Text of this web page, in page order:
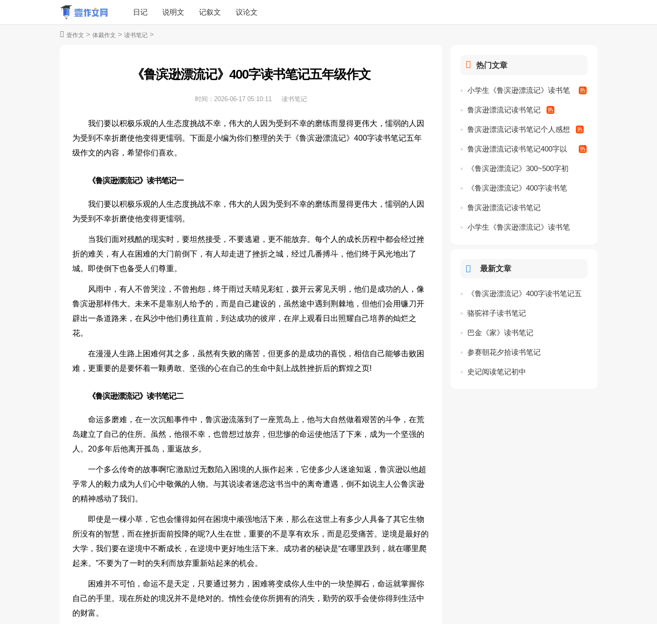
日记 说明文 记叙文 议论文
壹作文 > 体裁作文 > 读书笔记 >
《鲁滨逊漂流记》400字读书笔记五年级作文
时间： 2026-06-17 05:10:11 读书笔记
我们要以积极乐观的人生态度挑战不幸，伟大的人因为受到不幸的磨练而显得更伟大，懦弱的人因
为受到不幸折磨使他变得更懦弱。下面是小编为你们整理的关于《鲁滨逊漂流记》400字读书笔记五年
级作文的内容，希望你们喜欢。
《鲁滨逊漂流记》读书笔记一
我们要以积极乐观的人生态度挑战不幸，伟大的人因为受到不幸的磨练而显得更伟大，懦弱的人因
为受到不幸折磨使他变得更懦弱。
当我们面对残酷的现实时，要坦然接受，不要逃避，更不能放弃。每个人的成长历程中都会经过挫
折的难关，有人在困难的大门前倒下，有人却走进了挫折之城，经过几番搏斗，他们终于风光地出了
城。即使倒下也备受人们尊重。
风雨中，有人不曾哭泣，不曾抱怨，终于雨过天晴见彩虹，拨开云雾见天明，他们是成功的人，像
鲁滨逊那样伟大。未来不是靠别人给予的，而是自己建设的，虽然途中遇到荆棘地，但他们会用镰刀开
辟出一条道路来，在风沙中他们勇往直前，到达成功的彼岸，在岸上观看日出照耀自己培养的灿烂之
花。
在漫漫人生路上困难何其之多，虽然有失败的痛苦，但更多的是成功的喜悦，相信自己能够击败困
难，更重要的是要怀着一颗勇敢、坚强的心在自己的生命中刻上战胜挫折后的辉煌之页!
《鲁滨逊漂流记》读书笔记二
命运多磨难，在一次沉船事件中，鲁滨逊流落到了一座荒岛上，他与大自然做着艰苦的斗争，在荒
岛建立了自己的住所。虽然，他很不幸，也曾想过放弃，但悲惨的命运使他活了下来，成为一个坚强的
人。20多年后他离开孤岛，重返故乡。
一个多么传奇的故事啊!它激励过无数陷入困境的人振作起来，它使多少人迷途知返，鲁滨逊以他超
乎常人的毅力成为人们心中敬佩的人物。与其说读者迷恋这书当中的离奇遭遇，倒不如说主人公鲁滨逊
的精神感动了我们。
即使是一棵小草，它也会懂得如何在困境中顽强地活下来，那么在这世上有多少人具备了其它生物
所没有的智慧，而在挫折面前投降的呢?人生在世，重要的不是享有欢乐，而是忍受痛苦。逆境是最好的
大学，我们要在逆境中不断成长，在逆境中更好地生活下来。成功者的秘诀是“在哪里跌到，就在哪里爬
起来。”不要为了一时的失利而放弃重新站起来的机会。
困难并不可怕，命运不是天定，只要通过努力，困难将变成你人生中的一块垫脚石，命运就掌握你
自己的手里。现在所处的境况并不是绝对的。惰性会使你所拥有的消失，勤劳的双手会使你得到生活中
的财富。
热门文章
小学生《鲁滨逊漂流记》读书笔
记400字
鲁滨逊漂流记读书笔记
鲁滨逊漂流记读书笔记个人感想
鲁滨逊漂流记读书笔记400字以
上
《鲁滨逊漂流记》300~500字初
中生读书笔记
《鲁滨逊漂流记》400字读书笔
记四年级
鲁滨逊漂流记读书笔记
小学生《鲁滨逊漂流记》读书笔
最新文章
《鲁滨逊漂流记》400字读书笔记五
年级作文
骆驼祥子读书笔记
巴金《家》读书笔记
参赛朝花夕拾读书笔记
史记阅读笔记初中